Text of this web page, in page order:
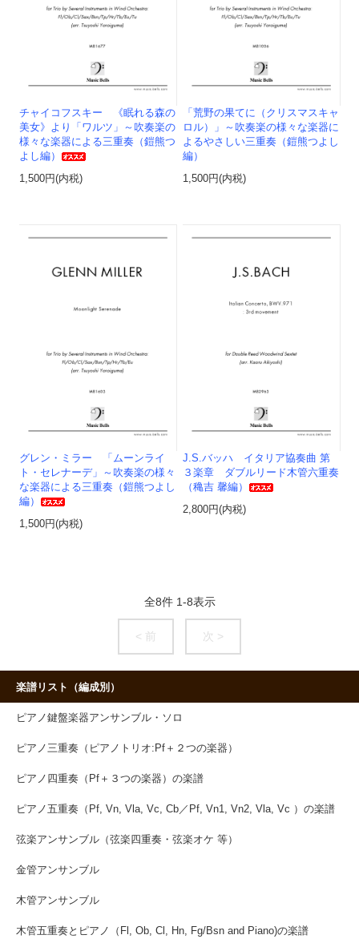
チャイコフスキー 《眠れる森の
美女》より「ワルツ」～吹奏楽の
様々な楽器による三重奏（鎧熊つ
よし編）
1,500円(内税)
「荒野の果てに（クリスマスキャ
ロル）」～吹奏楽の様々な楽器に
よるやさしい三重奏（鎧熊つよし
編）
1,500円(内税)
グレン・ミラー 「ムーンライ
ト・セレナーデ」～吹奏楽の様々
な楽器による三重奏（鎧熊つよし
編）
1,500円(内税)
J.S.バッハ イタリア協奏曲 第
３楽章 ダブルリード木管六重奏
（穐吉 馨編）
2,800円(内税)
全8件 1-8表示
< 前 次 >
楽譜リスト（編成別）
ピアノ鍵盤楽器アンサンブル・ソロ
ピアノ三重奏（ピアノトリオ:Pf＋２つの楽器）
ピアノ四重奏（Pf＋３つの楽器）の楽譜
ピアノ五重奏（Pf, Vn, Vla, Vc, Cb／Pf, Vn1, Vn2, Vla, Vc ）の楽譜
弦楽アンサンブル（弦楽四重奏・弦楽オケ 等）
金管アンサンブル
木管アンサンブル
木管五重奏とピアノ（Fl, Ob, Cl, Hn, Fg/Bsn and Piano)の楽譜